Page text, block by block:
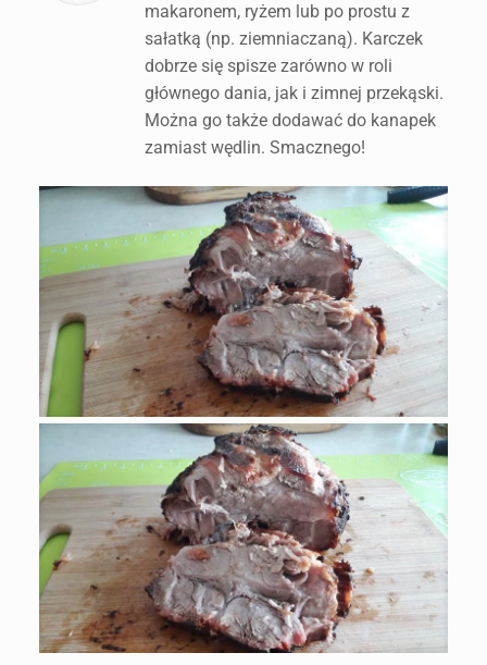
makaronem, ryżem lub po prostu z
sałatką (np. ziemniaczaną). Karczek
dobrze się spisze zarówno w roli
głównego dania, jak i zimnej przekąski.
Można go także dodawać do kanapek
zamiast wędlin. Smacznego!